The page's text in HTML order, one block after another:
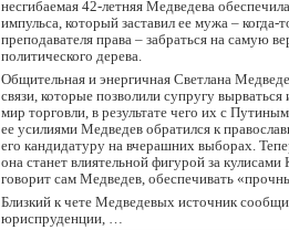
несгибаемая 42-летняя Медведева
импульса, который заставил ее мужа – когда-
преподавателя права – забраться на самую
политического дерева.
Общительная и энергичная Светлана
связи, которые позволили супругу
мир торговли, в результате чего их с
ее усилиями Медведев обратился к
его кандидатуру на вчерашних выборах.
она станет влиятельной фигурой за кулисами
говорит сам Медведев, обеспечивать
Близкий к чете Медведевых источник
юриспруденции, …